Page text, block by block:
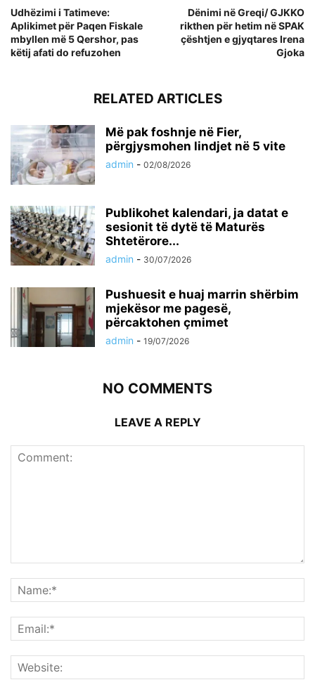
Udhëzimi i Tatimeve:
Aplikimet për Paqen Fiskale
mbyllen më 5 Qershor, pas
këtij afati do refuzohen
Dënimi në Greqi/ GJKKO
rikthen për hetim në SPAK
çështjen e gjyqtares Irena
Gjoka
RELATED ARTICLES
Më pak foshnje në Fier,
përgjysmohen lindjet në 5 vite
admin - 02/08/2026
Publikohet kalendari, ja datat e
sesionit të dytë të Maturës
Shtetërore...
admin - 30/07/2026
Pushuesit e huaj marrin shërbim
mjekësor me pagesë,
përcaktohen çmimet
admin - 19/07/2026
NO COMMENTS
LEAVE A REPLY